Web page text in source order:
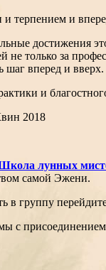
терпением и
достижения
только за
шаг вперед и вверх.
и
2018
лунных
самой Эжени.
в группу
с